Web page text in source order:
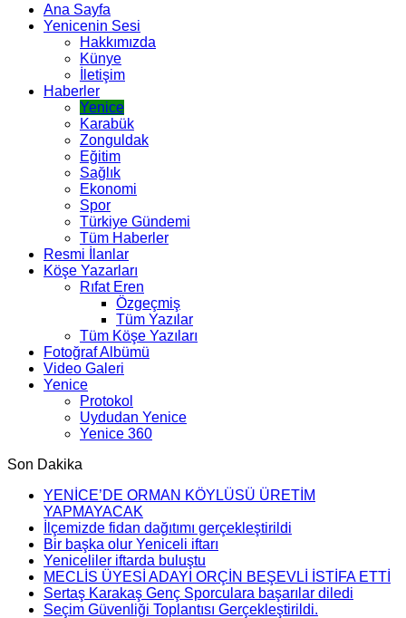
Ana Sayfa
Yenicenin Sesi
Hakkımızda
Künye
İletişim
Haberler
Yenice
Karabük
Zonguldak
Eğitim
Sağlık
Ekonomi
Spor
Türkiye Gündemi
Tüm Haberler
Resmi İlanlar
Köşe Yazarları
Rıfat Eren
Özgeçmiş
Tüm Yazılar
Tüm Köşe Yazıları
Fotoğraf Albümü
Video Galeri
Yenice
Protokol
Uydudan Yenice
Yenice 360
Son Dakika
YENİCE’DE ORMAN KÖYLÜSÜ ÜRETİM
YAPMAYACAK
İlçemizde fidan dağıtımı gerçekleştirildi
Bir başka olur Yeniceli iftarı
Yeniceliler iftarda buluştu
MECLİS ÜYESİ ADAYI ORÇİN BEŞEVLİ İSTİFA ETTİ
Sertaş Karakaş Genç Sporculara başarılar diledi
Seçim Güvenliği Toplantısı Gerçekleştirildi.